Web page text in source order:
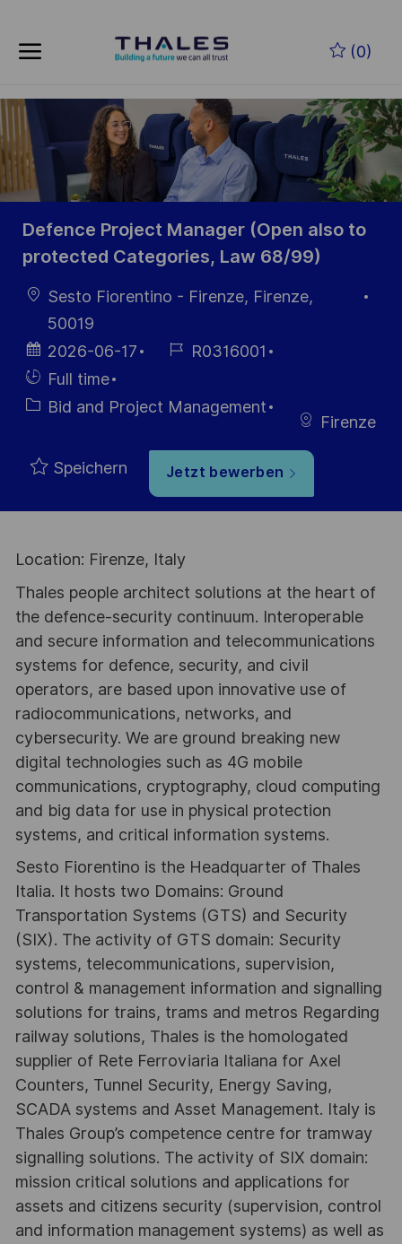
(0)
-
Defence Project Manager (Open also to
protected Categories, Law 68/99)
Ort
Sesto Fiorentino - Firenze, Firenze,
50019
Datum der
Veröffentlichung
2026-06-17
Job- R0316001
Einstellunngstyp
Full time
Kategorie
Bid and Project Management
Firenze
Speichern Jetzt bewerben
Location: Firenze, Italy
Thales people architect solutions at the heart of
the defence-security continuum. Interoperable
and secure information and telecommunications
systems for defence, security, and civil
operators, are based upon innovative use of
radiocommunications, networks, and
cybersecurity. We are ground breaking new
digital technologies such as 4G mobile
communications, cryptography, cloud computing
and big data for use in physical protection
systems, and critical information systems.
Sesto Fiorentino is the Headquarter of Thales
Italia. It hosts two Domains: Ground
Transportation Systems (GTS) and Security
(SIX). The activity of GTS domain: Security
systems, telecommunications, supervision,
control & management information and signalling
solutions for trains, trams and metros Regarding
railway solutions, Thales is the homologated
supplier of Rete Ferroviaria Italiana for Axel
Counters, Tunnel Security, Energy Saving,
SCADA systems and Asset Management. Italy is
Thales Group’s competence centre for tramway
signalling solutions. The activity of SIX domain:
mission critical solutions and applications for
assets and citizens security (supervision, control
and information management systems) as well as